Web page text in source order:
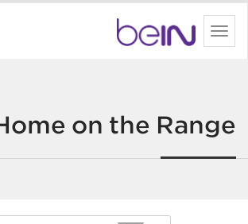
Toggle
navigation
on the Range